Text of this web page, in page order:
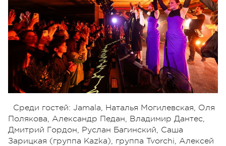
Среди гостей: Jamala, Наталья Могилевская, Оля
Полякова, Александр Педан, Владимир Дантес,
Дмитрий Гордон, Руслан Багинский, Саша
Зарицкая (группа Kazka), группа Tvorchi, Алексей